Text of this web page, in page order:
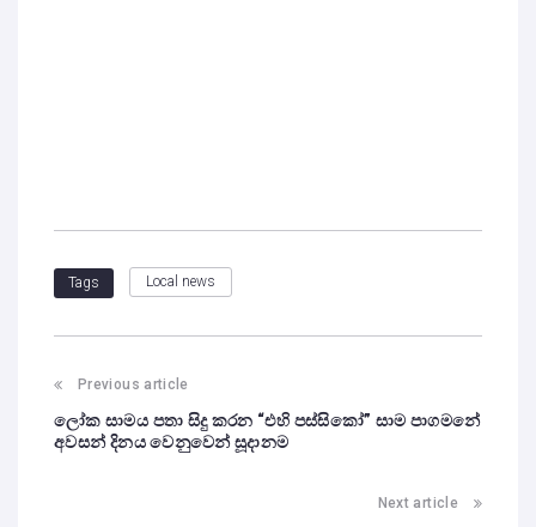
Tags Local news
Previous article
ලෝක සාමය පතා සිදු කරන “එහි පස්සිකෝ” සාම පාගමනේ
අවසන් දිනය වෙනුවෙන් සූදානම
Next article